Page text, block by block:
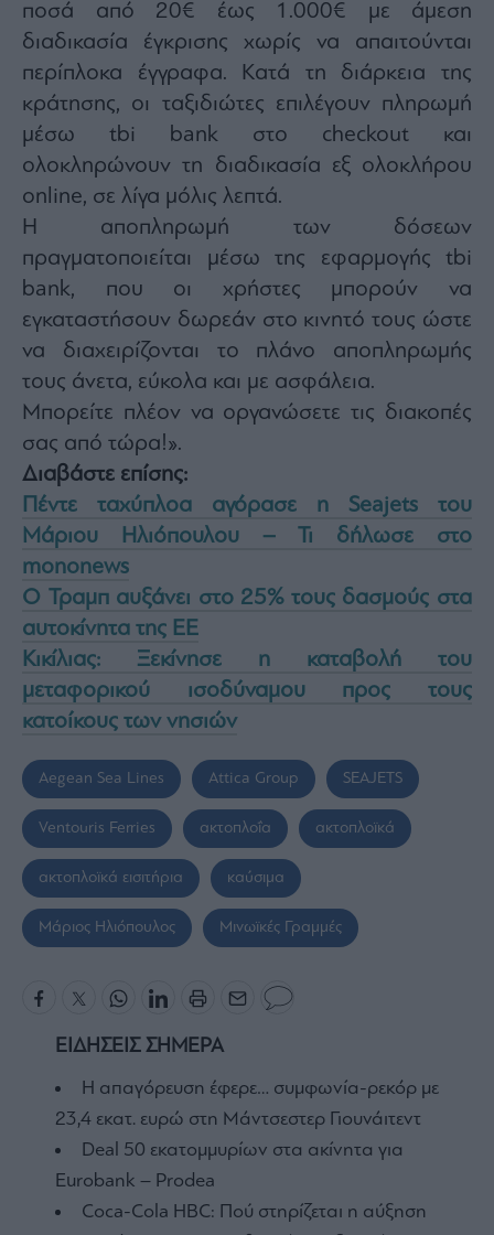
ποσά από 20€ έως 1.000€ με άμεση
διαδικασία έγκρισης χωρίς να απαιτούνται
περίπλοκα έγγραφα. Κατά τη διάρκεια της
κράτησης, οι ταξιδιώτες επιλέγουν πληρωμή
μέσω tbi bank στο checkout και
ολοκληρώνουν τη διαδικασία εξ ολοκλήρου
online, σε λίγα μόλις λεπτά.
Η αποπληρωμή των δόσεων
πραγματοποιείται μέσω της εφαρμογής tbi
bank, που οι χρήστες μπορούν να
εγκαταστήσουν δωρεάν στο κινητό τους ώστε
να διαχειρίζονται το πλάνο αποπληρωμής
τους άνετα, εύκολα και με ασφάλεια.
Μπορείτε πλέον να οργανώσετε τις διακοπές
σας από τώρα!».
Διαβάστε επίσης:
Πέντε ταχύπλοα αγόρασε η Seajets του
Μάριου Ηλιόπουλου – Τι δήλωσε στο
mononews
Ο Τραμπ αυξάνει στο 25% τους δασμούς στα
αυτοκίνητα της ΕΕ
Κικίλιας: Ξεκίνησε η καταβολή του
μεταφορικού ισοδύναμου προς τους
κατοίκους των νησιών
Aegean Sea Lines Attica Group SEAJETS
Ventouris Ferries ακτοπλοΐα ακτοπλοϊκά
ακτοπλοϊκά εισιτήρια καύσιμα
Μάριος Ηλιόπουλος Μινωϊκές Γραμμές
ΕΙΔΗΣΕΙΣ ΣΗΜΕΡΑ
Η απαγόρευση έφερε… συμφωνία-ρεκόρ με
23,4 εκατ. ευρώ στη Μάντσεστερ Γιουνάιτεντ
Deal 50 εκατομμυρίων στα ακίνητα για
Eurobank – Prodea
Coca-Cola HBC: Πού στηρίζεται η αύξηση